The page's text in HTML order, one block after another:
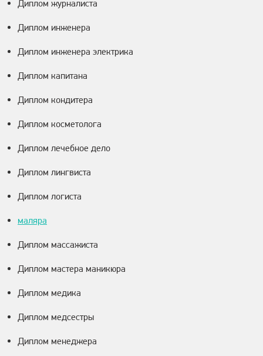
Диплом журналиста
Диплом инженера
Диплом инженера электрика
Диплом капитана
Диплом кондитера
Диплом косметолога
Диплом лечебное дело
Диплом лингвиста
Диплом логиста
маляра
Диплом массажиста
Диплом мастера маникюра
Диплом медика
Диплом медсестры
Диплом менеджера